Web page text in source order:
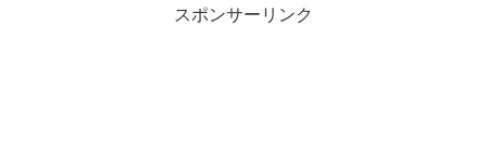
スポンサーリンク